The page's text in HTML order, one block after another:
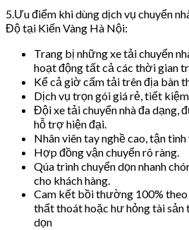
5.Ưu điểm khi dùng dịch vụ chuyển
Độ tại Kiến Vàng Hà Nội:
Trang bị những xe tải chuyển
hoạt động tất cả các thời gian
Kể cả giờ cấm tải trên địa bàn
Dịch vụ trọn gói giá rẻ, tiết
Đội xe tải chuyển nhà đa dạng,
hỗ trợ hiện đại.
Nhân viên tay nghề cao, tận
Hợp đồng vận chuyển rõ ràng.
Qúa trình chuyển dọn nhanh
cho khách hàng.
Cam kết bồi thường 100%
thất thoát hoặc hư hỏng tài sản
dọn